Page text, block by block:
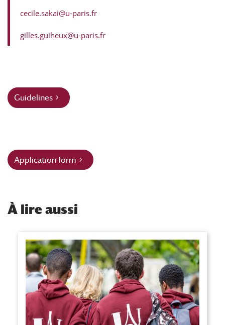
cecile.sakai@u-paris.fr
gilles.guiheux@u-paris.fr
Guidelines
Application form
À lire aussi